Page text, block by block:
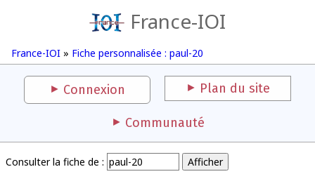
France-IOI
France-IOI » Fiche personnalisée : paul-20
Connexion Plan du site
Communauté
Consulter la fiche de :